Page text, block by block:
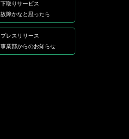
下取りサービス
故障かなと思ったら
プレスリリース
事業部からのお知らせ